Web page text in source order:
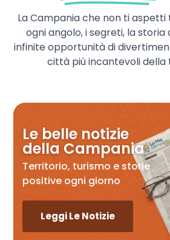
La Campania che non ti
ogni angolo, i segreti, la storia
infinite opportunità di
città più incantevoli della
Le belle notizie
della Campania
Territorio, turismo e storie
positive ogni giorno
Leggi Le Notizie